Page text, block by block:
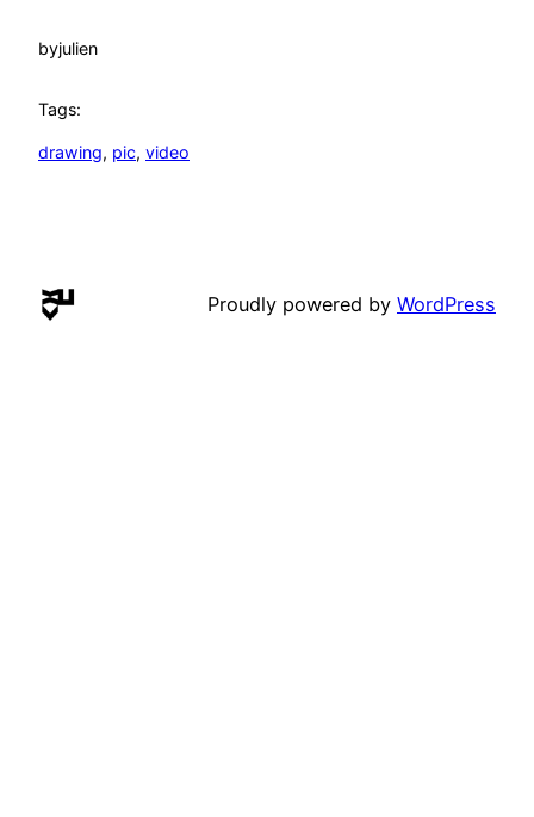
byjulien
Tags:
drawing, pic, video
Proudly powered by WordPress